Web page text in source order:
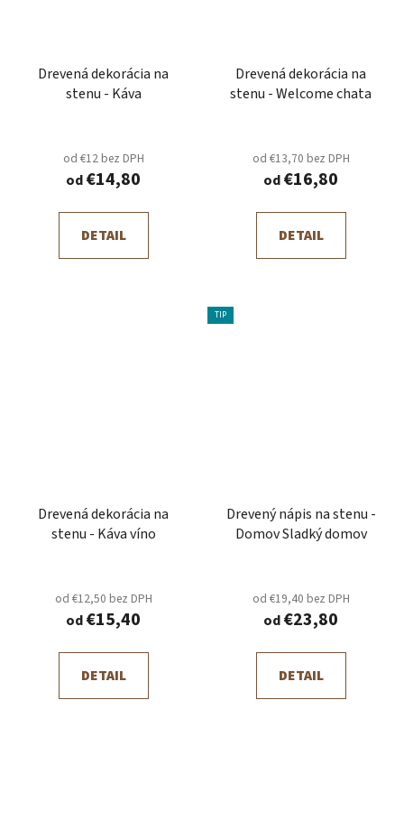
Drevená dekorácia na
stenu - Káva
od €12 bez DPH
od€14,80
DETAIL
Drevená dekorácia na
stenu - Welcome chata
od €13,70 bez DPH
od€16,80
DETAIL
Drevená dekorácia na
stenu - Káva víno
od €12,50 bez DPH
od€15,40
DETAIL
TIP
Drevený nápis na stenu -
Domov Sladký domov
od €19,40 bez DPH
od€23,80
DETAIL